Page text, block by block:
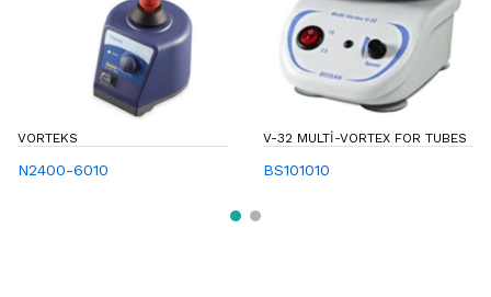
VORTEKS
N2400-6010
V-32 MULTI-VORTEX FOR TUBES
BS101010